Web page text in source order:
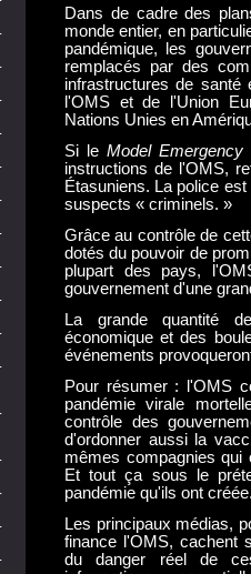
Dans de cadre des
monde entier, en
pandémique, les
remplacés par des
infrastructures de
l'OMS et de l'Union
Nations Unies en
Si le Model
instructions de l'OMS,
Étasuniens. La police
suspects « criminels. »
Grâce au contrôle de
dotés du pouvoir de
plupart des pays,
gouvernement d'une
La grande quantité
économique et des
événements
Pour résumer : l'OMS
pandémie virale
contrôle des
d'ordonner aussi la
mêmes compagnies qui
Et tout ça sous le
pandémie qu'ils ont
Les principaux médias,
finance l'OMS, cachent
du danger réel de